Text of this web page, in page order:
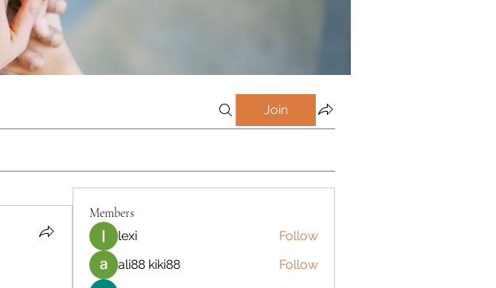
Join
Members
lexi
Follow
ali88 kiki88
Follow